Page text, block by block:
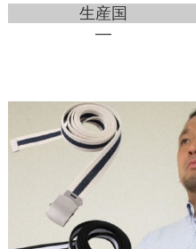
生産国
―